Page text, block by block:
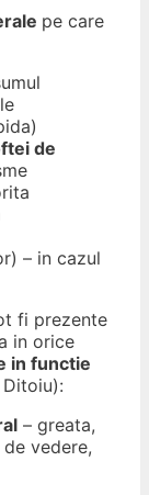
pe care
de
– in cazul
fi prezente
in orice
in functie
– greata,
vedere,